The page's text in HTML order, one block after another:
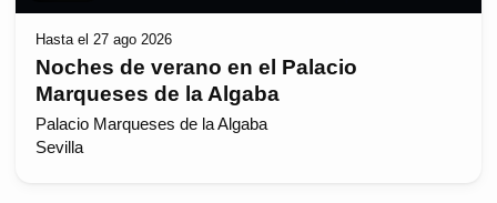
Hasta el 27 ago 2026
Noches de verano en el Palacio
Marqueses de la Algaba
Palacio Marqueses de la Algaba
Sevilla